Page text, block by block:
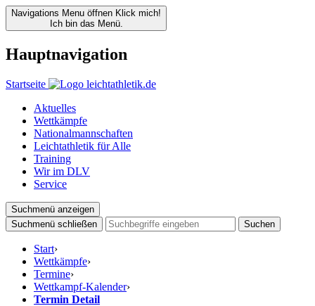
Navigations Menu öffnen Klick mich!
Ich bin das Menü.
Hauptnavigation
Startseite
Aktuelles
Wettkämpfe
Nationalmannschaften
Leichtathletik für Alle
Training
Wir im DLV
Service
Suchmenü anzeigen
Suchmenü schließen
Suchen
Start›
Wettkämpfe›
Termine›
Wettkampf-Kalender›
Termin Detail